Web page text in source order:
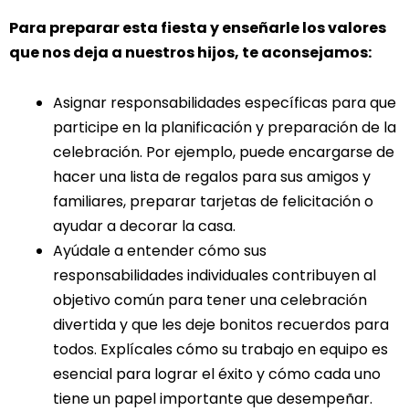
Para preparar esta fiesta y enseñarle los valores
que nos deja a nuestros hijos, te aconsejamos:
Asignar responsabilidades específicas para que
participe en la planificación y preparación de la
celebración. Por ejemplo, puede encargarse de
hacer una lista de regalos para sus amigos y
familiares, preparar tarjetas de felicitación o
ayudar a decorar la casa.
Ayúdale a entender cómo sus
responsabilidades individuales contribuyen al
objetivo común para tener una celebración
divertida y que les deje bonitos recuerdos para
todos. Explícales cómo su trabajo en equipo es
esencial para lograr el éxito y cómo cada uno
tiene un papel importante que desempeñar.